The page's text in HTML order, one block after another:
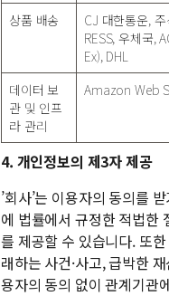
상품 배송
CJ 대한통운,
RESS, 우체국,
Ex), DHL
데이터 보
관 및 인프
라 관리
Amazon Web
4. 개인정보의 제3자 제공
’회사’는 이용자의 동의를
에 법률에서 규정한 적법한
를 제공할 수 있습니다. 또
래하는 사건·사고, 급박한
용자의 동의 없이 관계기관